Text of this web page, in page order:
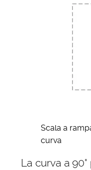
Scala a
curva
La curva a